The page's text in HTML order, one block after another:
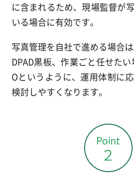
に含まれるため、現場監督が
いる場合に有効です。
写真管理を自社で進める場合
DPAD黒板、作業ごと任せたい
Oというように、運用体制に
検討しやすくなります。